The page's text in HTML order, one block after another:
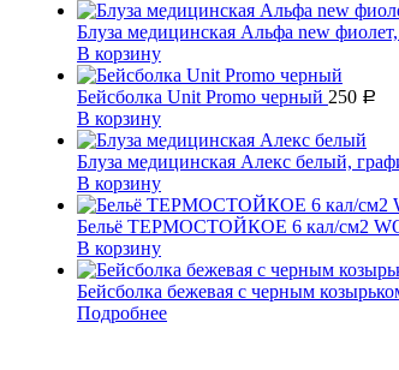
Блуза медицинская Альфа new
В корзину
Бейсболка Unit Promo черный 250 Р
В корзину
Блуза медицинская Алекс белый,
В корзину
Бельё ТЕРМОСТОЙКОЕ 6 кал/см2
В корзину
Бейсболка бежевая с черным
Подробнее